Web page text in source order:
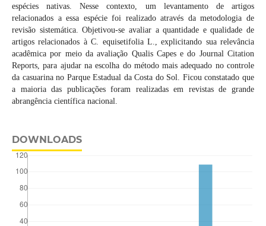
espécies nativas. Nesse contexto, um levantamento de artigos
relacionados a essa espécie foi realizado através da metodologia de
revisão sistemática. Objetivou-se avaliar a quantidade e qualidade de
artigos relacionados à C. equisetifolia L., explicitando sua relevância
acadêmica por meio da avaliação Qualis Capes e do Journal Citation
Reports, para ajudar na escolha do método mais adequado no controle
da casuarina no Parque Estadual da Costa do Sol. Ficou constatado que
a maioria das publicações foram realizadas em revistas de grande
abrangência científica nacional.
DOWNLOADS